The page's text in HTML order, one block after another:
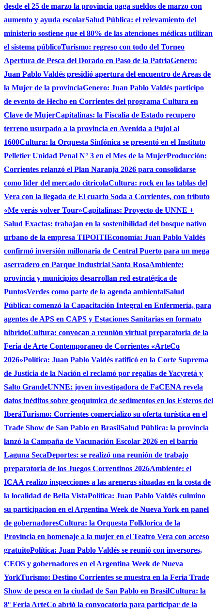
desde el 25 de marzo la provincia paga sueldos de marzo con
aumento y ayuda escolarSalud Pública: el relevamiento del
ministerio sostiene que el 80% de las atenciones médicas utilizan
el sistema públicoTurismo: regreso con todo del Torneo
Apertura de Pesca del Dorado en Paso de la PatriaGenero:
Juan Pablo Valdés presidió apertura del encuentro de Areas de
la Mujer de la provinciaGenero: Juan Pablo Valdés participo
de evento de Hecho en Corrientes del programa Cultura en
Clave de MujerCapitalinas: la Fiscalia de Estado recupero
terreno usurpado a la provincia en Avenida a Pujol al
1600Cultura: la Orquesta Sinfónica se presentó en el Instituto
Pelletier Unidad Penal N° 3 en el Mes de la MujerProducción:
Corrientes relanzó el Plan Naranja 2026 para consolidarse
como lider del mercado citricolaCultura: rock en las tablas del
Vera con la llegada de El cuarto Soda a Corrientes, con tributo
«Me verás volver Tour»Capitalinas: Proyecto de UNNE +
Salud Exactas: trabajan en la sostenibilidad del bosque nativo
urbano de la empresa TIPOITIEconomía: Juan Pablo Valdés
confirmó inversión millonaria de Central Puerto para un mega
aserradero en Parque Industrial Santa RosaAmbiente:
provincia y municipios desarrollan red estratégica de
PuntosVerdes como parte de la agenda ambientalSalud
Pública: comenzó la Capacitación Integral en Enfermería, para
agentes de APS en CAPS y Estaciones Sanitarias en formato
hibridoCultura: convocan a reunión virtual preparatoria de la
Feria de Arte Contemporaneo de Corrientes «ArteCo
2026»Política: Juan Pablo Valdés ratificó en la Corte Suprema
de Justicia de la Nación el reclamó por regalías de Yacyretá y
Salto GrandeUNNE: joven investigadora de FaCENA revela
datos inéditos sobre geoquímica de sedimentos en los Esteros del
IberáTurismo: Corrientes comercializo su oferta turística en el
Trade Show de San Pablo en BrasilSalud Pública: la provincia
lanzó la Campaña de Vacunación Escolar 2026 en el barrio
Laguna SecaDeportes: se realizó una reunión de trabajo
preparatoria de los Juegos Correntinos 2026Ambiente: el
ICAA realizo inspecciones a las areneras situadas en la costa de
la localidad de Bella VistaPolítica: Juan Pablo Valdés culmino
su participacion en el Argentina Week de Nueva York en panel
de gobernadoresCultura: la Orquesta Folklorica de la
Provincia en homenaje a la mujer en el Teatro Vera con acceso
gratuitoPolítica: Juan Pablo Valdés se reunió con inversores,
CEOS y gobernadores en el Argentina Week de Nueva
YorkTurismo: Destino Corrientes se muestra en la Feria Trade
Show de pesca en la ciudad de San Pablo en BrasilCultura: la
8° Feria ArteCo abrió la convocatoria para participar de la